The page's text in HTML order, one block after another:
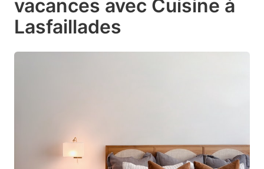
vacances avec Cuisine à
Lasfaillades